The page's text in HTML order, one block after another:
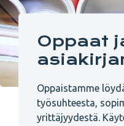
Oppaat
Oppaistamme
työsuhteesta,
yrittäjyydestä.